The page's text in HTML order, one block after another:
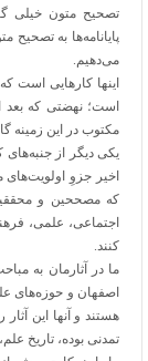
تصحیح متون خیلی
پایانامه‌ها به
می‌دهیم.
اینها کارهایی است
است؛ نهضتی که بعد
مکتوب در این زمینه
یکی دیگر از
اخیر جزوِ
که مصححین و
اجتماعی، علمی،
کنند.
ما در آثارمان به
اصفهان و حوزه‌های
هستند و آنها این
تمدنی بوده، تاریخ